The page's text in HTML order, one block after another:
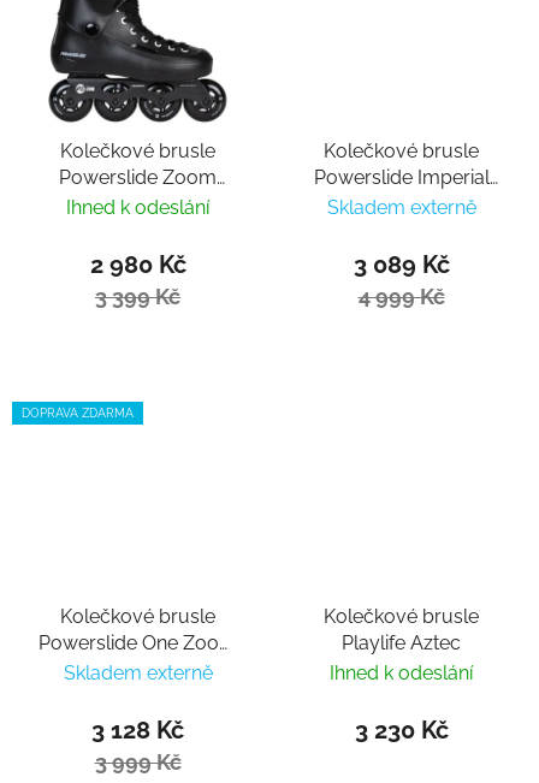
Kolečkové brusle
Powerslide Zoom
Black 80
Ihned k odeslání
2 980 Kč
3 399 Kč
Kolečkové brusle
Powerslide Imperial
Lollipop 80
Skladem externě
3 089 Kč
4 999 Kč
DOPRAVA ZDARMA
Kolečkové brusle
Powerslide One Zoom
Black 100
Skladem externě
3 128 Kč
3 999 Kč
Kolečkové brusle
Playlife Aztec
Ihned k odeslání
3 230 Kč